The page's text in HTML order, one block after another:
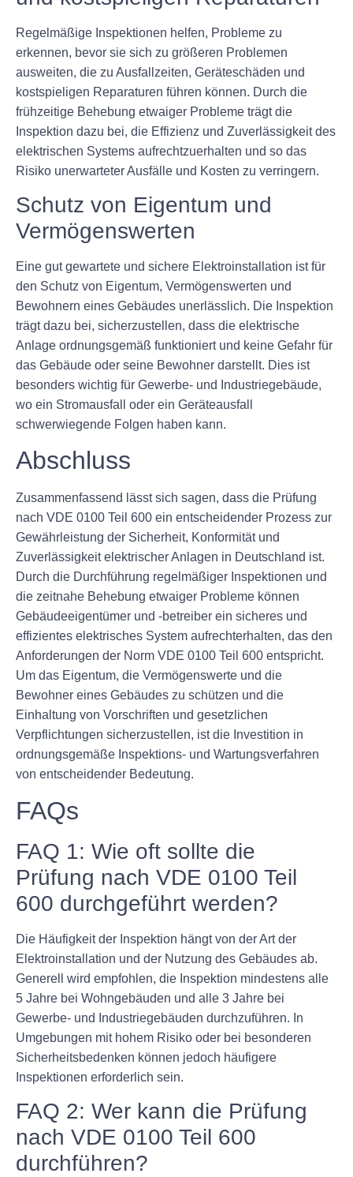
Regelmäßige Inspektionen helfen, Probleme zu
erkennen, bevor sie sich zu größeren Problemen
ausweiten, die zu Ausfallzeiten, Geräteschäden und
kostspieligen Reparaturen führen können. Durch die
frühzeitige Behebung etwaiger Probleme trägt die
Inspektion dazu bei, die Effizienz und Zuverlässigkeit des
elektrischen Systems aufrechtzuerhalten und so das
Risiko unerwarteter Ausfälle und Kosten zu verringern.
Schutz von Eigentum und
Vermögenswerten
Eine gut gewartete und sichere Elektroinstallation ist für
den Schutz von Eigentum, Vermögenswerten und
Bewohnern eines Gebäudes unerlässlich. Die Inspektion
trägt dazu bei, sicherzustellen, dass die elektrische
Anlage ordnungsgemäß funktioniert und keine Gefahr für
das Gebäude oder seine Bewohner darstellt. Dies ist
besonders wichtig für Gewerbe- und Industriegebäude,
wo ein Stromausfall oder ein Geräteausfall
schwerwiegende Folgen haben kann.
Abschluss
Zusammenfassend lässt sich sagen, dass die Prüfung
nach VDE 0100 Teil 600 ein entscheidender Prozess zur
Gewährleistung der Sicherheit, Konformität und
Zuverlässigkeit elektrischer Anlagen in Deutschland ist.
Durch die Durchführung regelmäßiger Inspektionen und
die zeitnahe Behebung etwaiger Probleme können
Gebäudeeigentümer und -betreiber ein sicheres und
effizientes elektrisches System aufrechterhalten, das den
Anforderungen der Norm VDE 0100 Teil 600 entspricht.
Um das Eigentum, die Vermögenswerte und die
Bewohner eines Gebäudes zu schützen und die
Einhaltung von Vorschriften und gesetzlichen
Verpflichtungen sicherzustellen, ist die Investition in
ordnungsgemäße Inspektions- und Wartungsverfahren
von entscheidender Bedeutung.
FAQs
FAQ 1: Wie oft sollte die
Prüfung nach VDE 0100 Teil
600 durchgeführt werden?
Die Häufigkeit der Inspektion hängt von der Art der
Elektroinstallation und der Nutzung des Gebäudes ab.
Generell wird empfohlen, die Inspektion mindestens alle
5 Jahre bei Wohngebäuden und alle 3 Jahre bei
Gewerbe- und Industriegebäuden durchzuführen. In
Umgebungen mit hohem Risiko oder bei besonderen
Sicherheitsbedenken können jedoch häufigere
Inspektionen erforderlich sein.
FAQ 2: Wer kann die Prüfung
nach VDE 0100 Teil 600
durchführen?